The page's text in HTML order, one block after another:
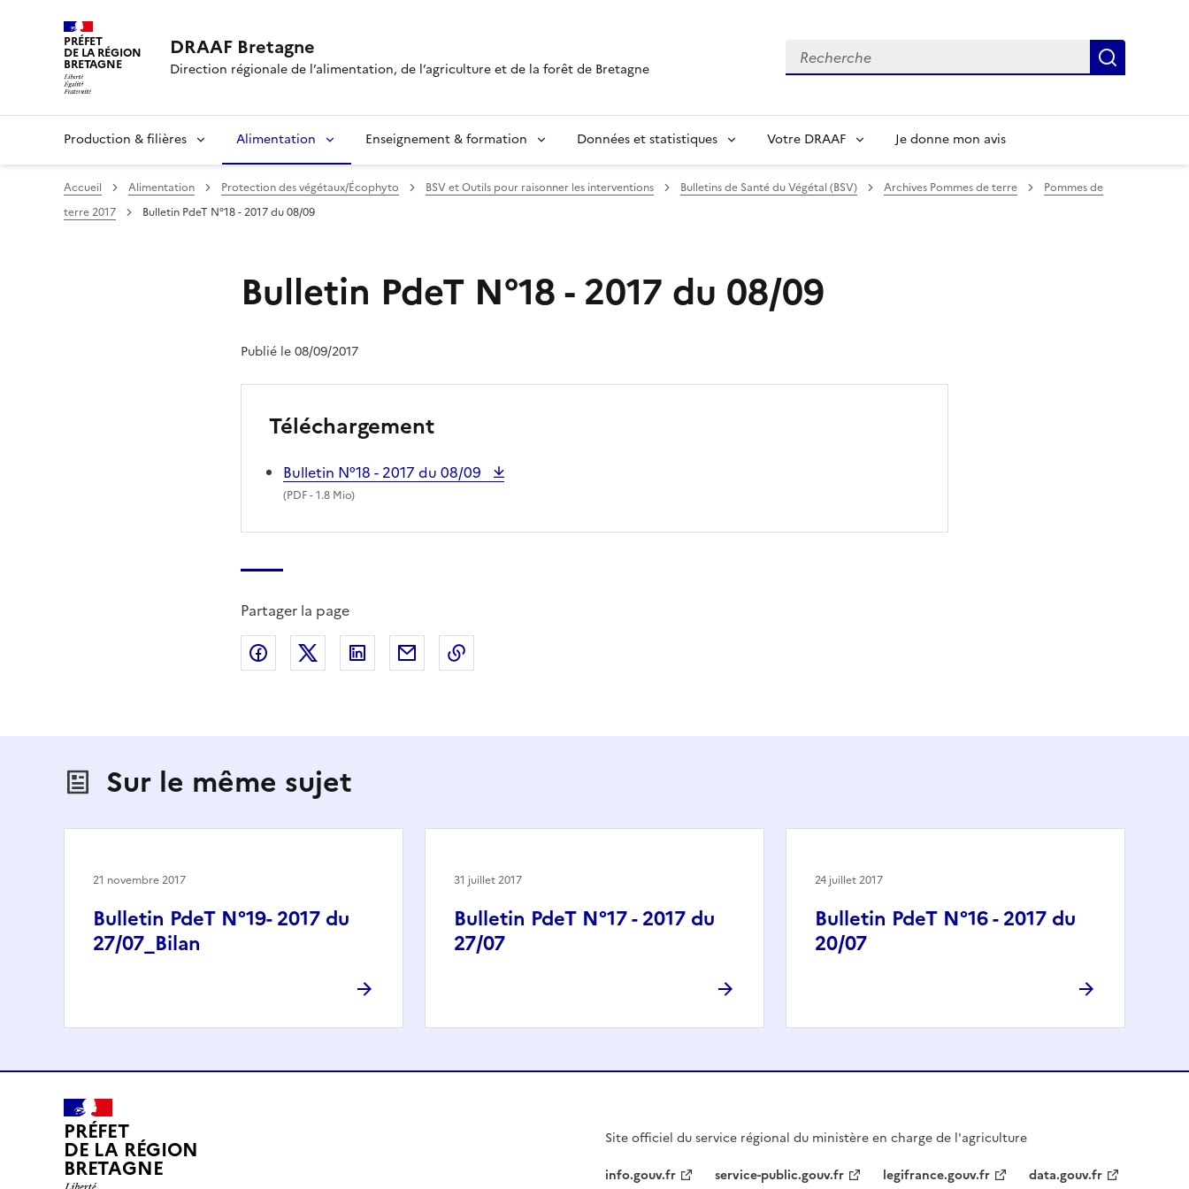
PRÉFET
DE LA RÉGION
BRETAGNE
DRAAF Bretagne
Direction régionale de l’alimentation, de l’agriculture et de la forêt de Bretagne
Recherche
Production & filières Alimentation Enseignement & formation Données et statistiques Votre DRAAF Je donne mon avis
Accueil Alimentation Protection des végétaux/Écophyto BSV et Outils pour raisonner les interventions Bulletins de Santé du Végétal (BSV) Archives Pommes de terre
Pommes de
terre 2017
Bulletin PdeT N°18 - 2017 du 08/09
Bulletin PdeT N°18 - 2017 du 08/09
Publié le 08/09/2017
Téléchargement
Bulletin N°18 - 2017 du 08/09
(PDF- 1.8 Mio)
Partager la page
Partager sur Facebook
Partager sur X (anciennement Twitter)
Partager sur LinkedIn
Partager par email
Sur le même sujet
Bulletin PdeT N°19- 2017 du
27/07_Bilan
21 novembre 2017
Bulletin PdeT N°17 - 2017 du
27/07
31 juillet 2017
Bulletin PdeT N°16 - 2017 du
20/07
24 juillet 2017
PRÉFET
DE LA RÉGION
BRETAGNE
Site officiel du service régional du ministère en charge de l'agriculture
info.gouv.fr
service-public.gouv.fr legifrance.gouv.fr data.gouv.fr